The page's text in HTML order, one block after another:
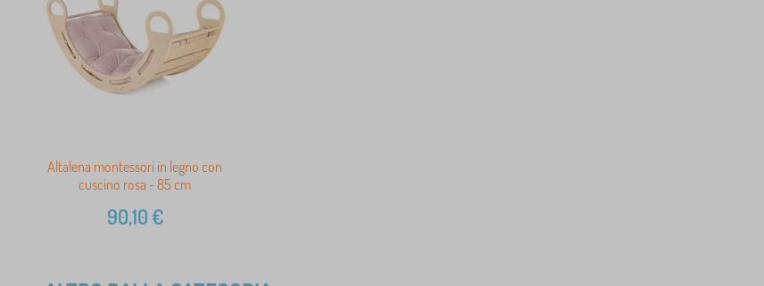
Altalena montessori in legno con
cuscino rosa - 85 cm
90,10€